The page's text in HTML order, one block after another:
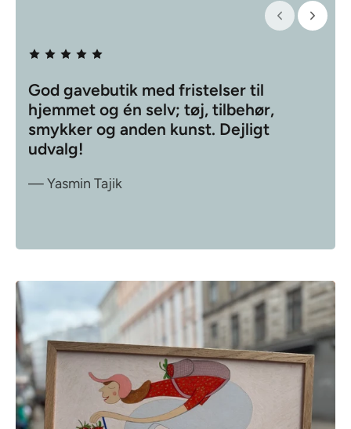
A
n
m
e
l
d
e
l
God gavebutik med fristelser til
hjemmet og én selv; tøj, tilbehør,
smykker og anden kunst. Dejligt
udvalg!
— Yasmin Tajik